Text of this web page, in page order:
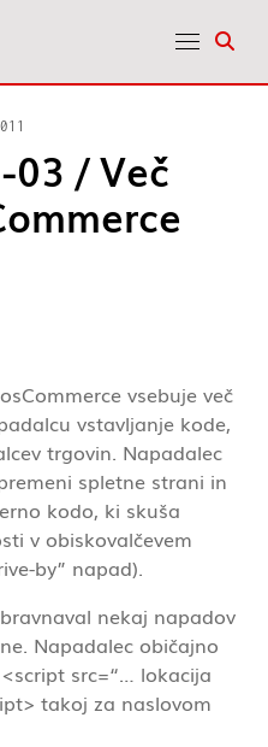
03 / Več
vsebuje več
vstavljanje kode,
trgovin. Napadalec
spletne strani in
kodo, ki skuša
v obiskovalčevem
by” napad).
nekaj napadov
Napadalec običajno
src=“… lokacija
takoj za naslovom